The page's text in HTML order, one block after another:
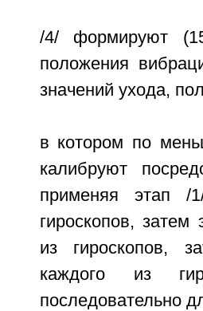
/4/ формируют
положения
значений ухода,
в котором по
калибруют
применяя этап /
гироскопов,
из гироскопов,
каждого из
последовательно